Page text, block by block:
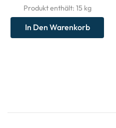
Produkt enthält: 15 kg
In Den Warenkorb